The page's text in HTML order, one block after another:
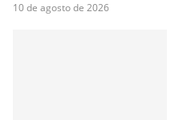
10 de agosto de 2026